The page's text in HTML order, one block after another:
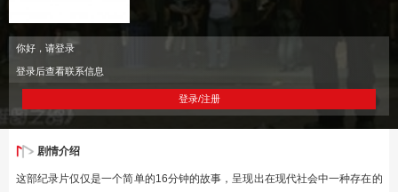
你好，请登录
登录后查看联系信息
登录/注册
剧情介绍
这部纪录片仅仅是一个简单的16分钟的故事，呈现出在现代社会中一种存在的